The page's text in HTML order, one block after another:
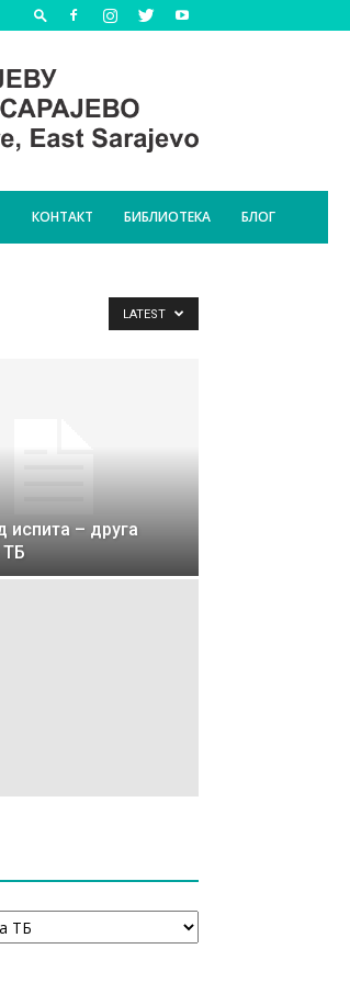
КОНТАКТ БИБЛИОТЕКА БЛОГ
LATEST
испита – друга
ТБ